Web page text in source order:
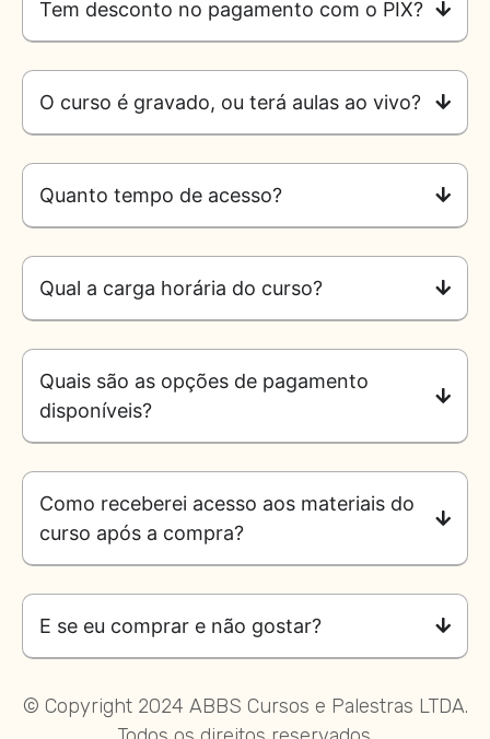
Tem desconto no pagamento com o PIX?
O curso é gravado, ou terá aulas ao vivo?
Quanto tempo de acesso?
Qual a carga horária do curso?
Quais são as opções de pagamento
disponíveis?
Como receberei acesso aos materiais do
curso após a compra?
E se eu comprar e não gostar?
© Copyright 2024 ABBS Cursos e Palestras LTDA.